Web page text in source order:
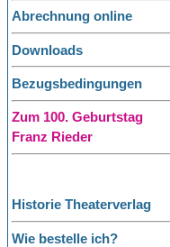
Abrechnung online
Downloads
Bezugsbedingungen
Zum 100. Geburtstag
Franz Rieder
Historie Theaterverlag
Wie bestelle ich?